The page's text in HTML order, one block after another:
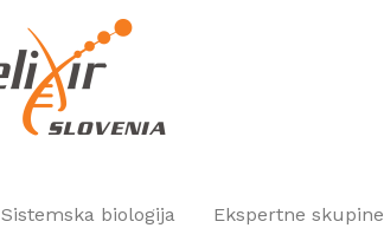
Sistemska biologija Ekspertne skupine